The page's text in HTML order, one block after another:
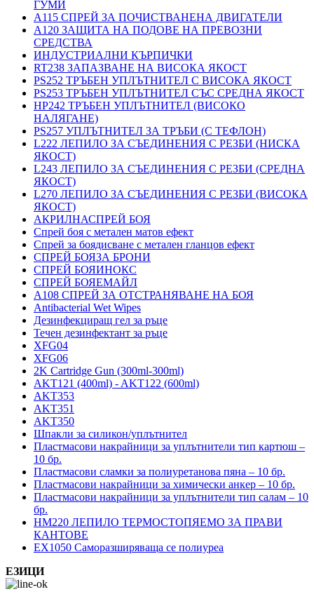
ГУМИ
A115 СПРЕЙ ЗА ПОЧИСТВАНЕНА ДВИГАТЕЛИ
A120 ЗАЩИТА НА ПОДОВЕ НА ПРЕВОЗНИ
СРЕДСТВА
ИНДУСТРИАЛНИ КЪРПИЧКИ
RT238 ЗАПАЗВАНЕ НА ВИСОКА ЯКОСТ
PS252 ТРЪБЕН УПЛЪТНИТЕЛ С ВИСОКА ЯКОСТ
PS253 ТРЪБЕН УПЛЪТНИТЕЛ СЪС СРЕДНА ЯКОСТ
HP242 ТРЪБЕН УПЛЪТНИТЕЛ (ВИСОКО
НАЛЯГАНЕ)
PS257 УПЛЪТНИТЕЛ ЗА ТРЪБИ (С ТЕФЛОН)
L222 ЛЕПИЛО ЗА СЪЕДИНЕНИЯ С РЕЗБИ (НИСКА
ЯКОСТ)
L243 ЛЕПИЛО ЗА СЪЕДИНЕНИЯ С РЕЗБИ (СРЕДНА
ЯКОСТ)
L270 ЛЕПИЛО ЗА СЪЕДИНЕНИЯ С РЕЗБИ (ВИСОКА
ЯКОСТ)
АКРИЛНАСПРЕЙ БОЯ
Спрей боя с метален матов ефект
Спрей за боядисване с метален гланцов ефект
СПРЕЙ БОЯЗА БРОНИ
СПРЕЙ БОЯИНОКС
СПРЕЙ БОЯЕМАЙЛ
A108 СПРЕЙ ЗА ОТСТРАНЯВАНЕ НА БОЯ
Antibacterial Wet Wipes
Дезинфекциращ гел за ръце
Течен дезинфектант за ръце
XFG04
XFG06
2K Cartridge Gun (300ml-300ml)
AKT121 (400ml) - AKT122 (600ml)
AKT353
AKT351
AKT350
Шпакли за силикон/уплътнител
Пластмасови накрайници за уплътнители тип картюш –
10 бр.
Пластмасови сламки за полиуретанова пяна – 10 бр.
Пластмасови накрайници за химически анкер – 10 бр.
Пластмасови накрайници за уплътнители тип салам – 10
бр.
HM220 ЛЕПИЛО ТЕРМОСТОПЯЕМО ЗА ПРАВИ
КАНТОВЕ
EX1050 Саморазширяваща се полиуреа
ЕЗИЦИ